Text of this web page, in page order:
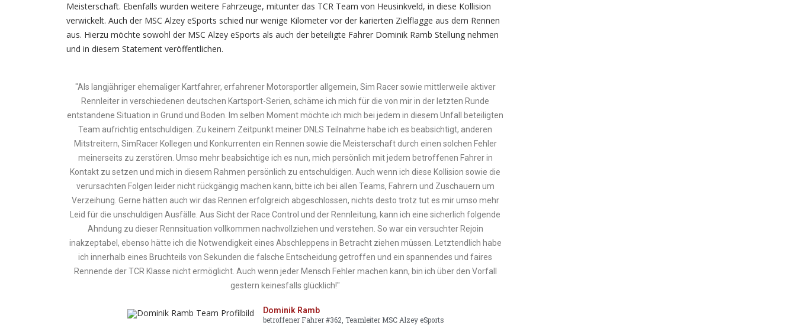
Meisterschaft. Ebenfalls wurden weitere Fahrzeuge, mitunter das TCR Team von Heusinkveld, in diese Kollision
verwickelt. Auch der MSC Alzey eSports schied nur wenige Kilometer vor der karierten Zielflagge aus dem Rennen
aus. Hierzu möchte sowohl der MSC Alzey eSports als auch der beteiligte Fahrer Dominik Ramb Stellung nehmen
und in diesem Statement veröffentlichen.
"Als langjähriger ehemaliger Kartfahrer, erfahrener Motorsportler allgemein, Sim Racer sowie mittlerweile aktiver
Rennleiter in verschiedenen deutschen Kartsport-Serien, schäme ich mich für die von mir in der letzten Runde
entstandene Situation in Grund und Boden. Im selben Moment möchte ich mich bei jedem in diesem Unfall beteiligten
Team aufrichtig entschuldigen. Zu keinem Zeitpunkt meiner DNLS Teilnahme habe ich es beabsichtigt, anderen
Mitstreitern, SimRacer Kollegen und Konkurrenten ein Rennen sowie die Meisterschaft durch einen solchen Fehler
meinerseits zu zerstören. Umso mehr beabsichtige ich es nun, mich persönlich mit jedem betroffenen Fahrer in
Kontakt zu setzen und mich in diesem Rahmen persönlich zu entschuldigen. Auch wenn ich diese Kollision sowie die
verursachten Folgen leider nicht rückgängig machen kann, bitte ich bei allen Teams, Fahrern und Zuschauern um
Verzeihung. Gerne hätten auch wir das Rennen erfolgreich abgeschlossen, nichts desto trotz tut es mir umso mehr
Leid für die unschuldigen Ausfälle. Aus Sicht der Race Control und der Rennleitung, kann ich eine sicherlich folgende
Ahndung zu dieser Rennsituation vollkommen nachvollziehen und verstehen. So war ein versuchter Rejoin
inakzeptabel, ebenso hätte ich die Notwendigkeit eines Abschleppens in Betracht ziehen müssen. Letztendlich habe
ich innerhalb eines Bruchteils von Sekunden die falsche Entscheidung getroffen und ein spannendes und faires
Rennende der TCR Klasse nicht ermöglicht. Auch wenn jeder Mensch Fehler machen kann, bin ich über den Vorfall
gestern keinesfalls glücklich!"
Dominik Ramb
betroffener Fahrer #362, Teamleiter MSC Alzey eSports